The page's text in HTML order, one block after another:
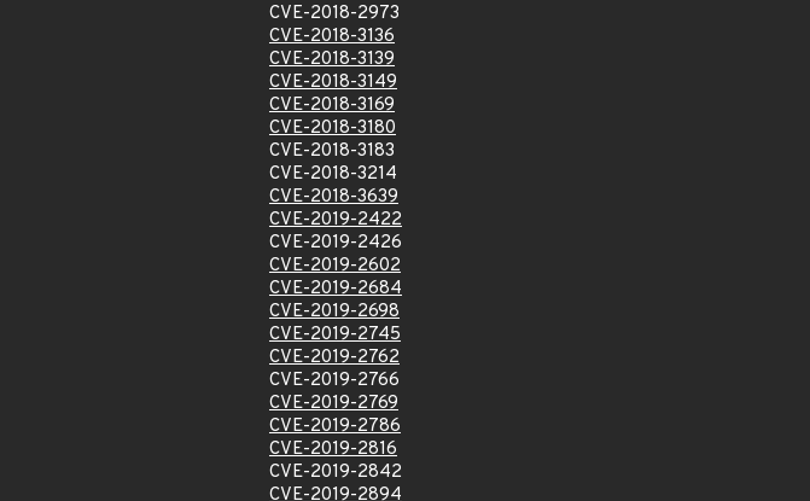
CVE-2018-2973
CVE-2018-3136
CVE-2018-3139
CVE-2018-3149
CVE-2018-3169
CVE-2018-3180
CVE-2018-3183
CVE-2018-3214
CVE-2018-3639
CVE-2019-2422
CVE-2019-2426
CVE-2019-2602
CVE-2019-2684
CVE-2019-2698
CVE-2019-2745
CVE-2019-2762
CVE-2019-2766
CVE-2019-2769
CVE-2019-2786
CVE-2019-2816
CVE-2019-2842
CVE-2019-2894